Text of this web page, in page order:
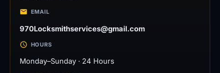
EMAIL
970Locksmithservices@gmail.com
HOURS
Monday–Sunday · 24 Hours